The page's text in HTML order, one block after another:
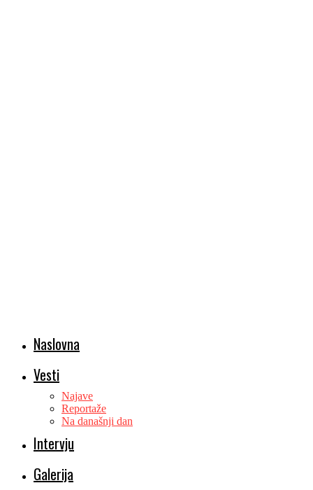
Naslovna
Vesti
Najave
Reportaže
Na današnji dan
Intervju
Galerija